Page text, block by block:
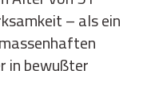
– als ein
in bewußter